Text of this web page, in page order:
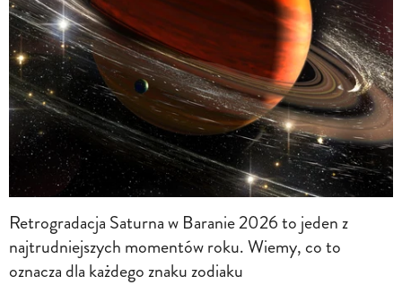
Retrogradacja Saturna w Baranie 2026 to jeden z
najtrudniejszych momentów roku. Wiemy, co to
oznacza dla każdego znaku zodiaku